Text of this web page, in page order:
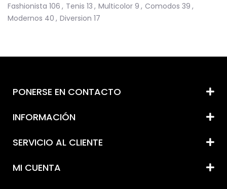
Fashionista 106 , Tenis 13 , Multicolor 9 , Comodos 39 ,
Modernos 40 , Diversion 17
PONERSE EN CONTACTO
INFORMACIÓN
SERVICIO AL CLIENTE
MI CUENTA